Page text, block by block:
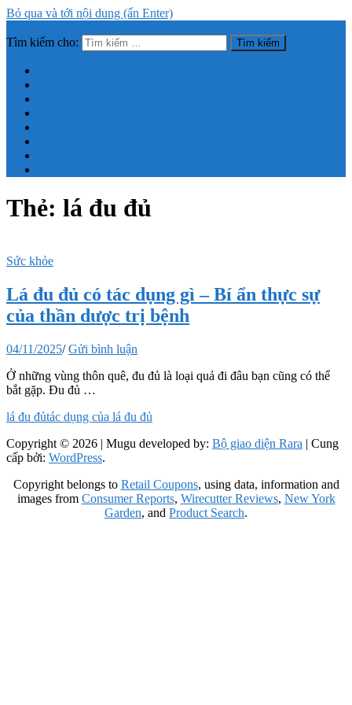
Bỏ qua và tới nội dung (ấn Enter)
Trang thông tin tổng hợp về sức khỏe, làm đẹp
Tìm kiếm cho:
Thẻ: lá đu đủ
Sức khỏe
Lá đu đủ có tác dụng gì – Bí ẩn thực sự
của thần dược trị bệnh
04/11/2025/Gửi bình luận
Ở những vùng thôn quê, đu đủ là loại quả đi đâu bạn cũng có thể
bắt gặp. Đu đủ …
lá đu đủtác dụng của lá đu đủ
Copyright © 2026 | Mugu developed by: Bộ giao diện Rara | Cung
cấp bởi: WordPress.
Copyright belongs to Retail Coupons, using data, information and
images from Consumer Reports, Wirecutter Reviews, New York
Garden, and Product Search.